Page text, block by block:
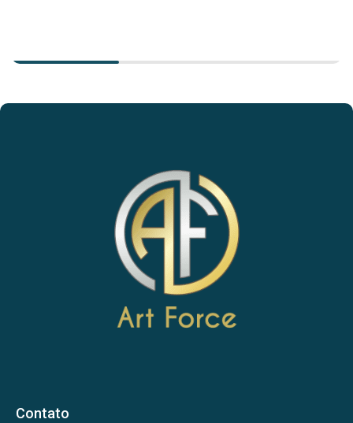
Contato